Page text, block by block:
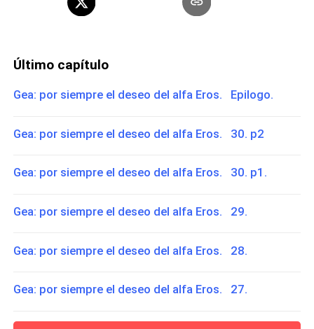
Último capítulo
Gea: por siempre el deseo del alfa Eros. Epilogo.
Gea: por siempre el deseo del alfa Eros. 30. p2
Gea: por siempre el deseo del alfa Eros. 30. p1.
Gea: por siempre el deseo del alfa Eros. 29.
Gea: por siempre el deseo del alfa Eros. 28.
Gea: por siempre el deseo del alfa Eros. 27.